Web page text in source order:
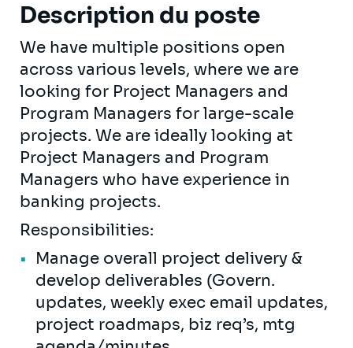
Description du poste
We have multiple positions open
across various levels, where we are
looking for Project Managers and
Program Managers for large-scale
projects. We are ideally looking at
Project Managers and Program
Managers who have experience in
banking projects.
Responsibilities:
Manage overall project delivery &
develop deliverables (Govern.
updates, weekly exec email updates,
project roadmaps, biz req’s, mtg